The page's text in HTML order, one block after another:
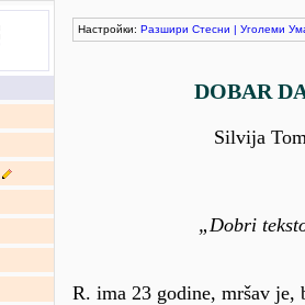
Настройки: Разшири Стесни | Уголеми
DOBAR
Silvija
„Dobri
R. ima 23 godine, mršav je,